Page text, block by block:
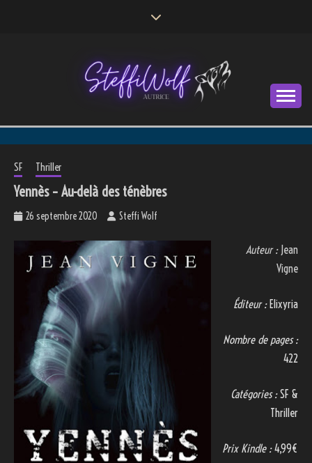
STEFFI WOLF
SF Thriller
Yennès – Au-delà des ténèbres
26 septembre 2020 Steffi Wolf
Auteur :Jean
Vigne
Éditeur : Elixyria
Nombre de pages :
422
Catégories :SF &
Thriller
Prix Kindle :4,99€